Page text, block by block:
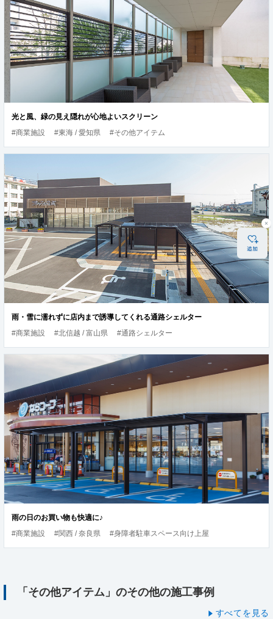
光と風、緑の見え隠れが心地よいスクリーン
#商業施設
#東海 / 愛知県 #その他アイテム
雨・雪に濡れずに店内まで誘導してくれる通路シェルター
#商業施設
#北信越 / 富山県 #通路シェルター
雨の日のお買い物も快適に♪
#商業施設
#関西 / 奈良県 #身障者駐車スペース向け上屋
「その他アイテム」のその他の施工事例
すべてを見る